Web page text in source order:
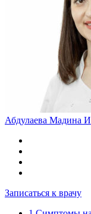
Абдулаева Мадина
Записаться к врачу